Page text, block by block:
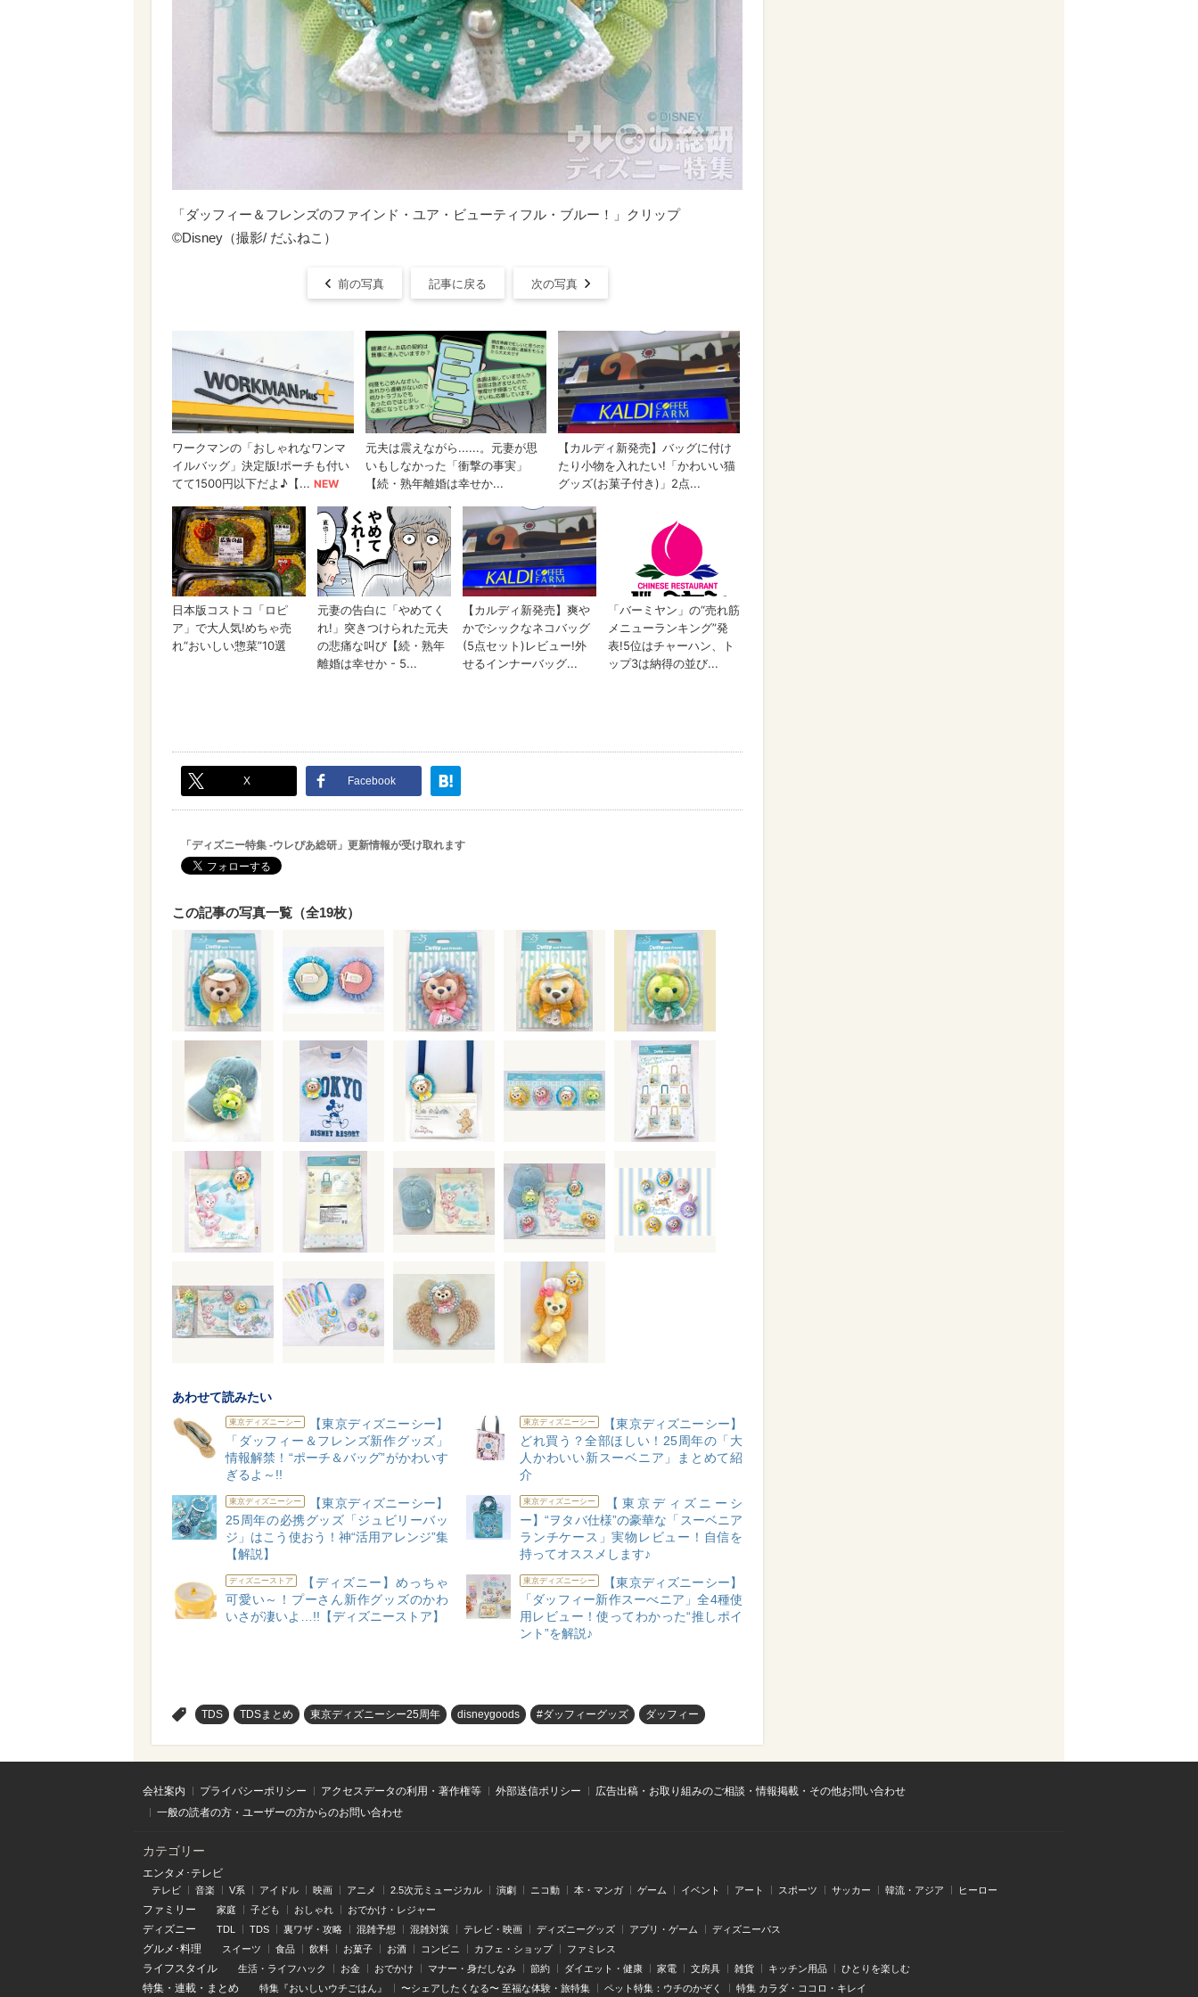
「ダッフィー＆フレンズのファインド・ユア・ビューティフル・ブルー！」クリップ
©Disney（撮影/ だふねこ）
前の写真 記事に戻る 次の写真
X Facebook
「ディズニー特集 -ウレぴあ総研」更新情報が受け取れます
この記事の写真一覧（全19枚）
あわせて読みたい
東京ディズニーシー
【東京ディズニーシー】
「ダッフィー＆フレンズ新作グッズ」
情報解禁！“ポーチ＆バッグ”がかわいす
ぎるよ～!!
東京ディズニーシー
【東京ディズニーシー】
どれ買う？全部ほしい！25周年の「大
人かわいい新スーベニア」まとめて紹
介
東京ディズニーシー
【東京ディズニーシー】
25周年の必携グッズ「ジュビリーバッ
ジ」はこう使おう！神“活用アレンジ”集
【解説】
東京ディズニーシー
【東京ディズニーシ
ー】“ヲタバ仕様”の豪華な「スーベニア
ランチケース」実物レビュー！自信を
持ってオススメします♪
ディズニーストア
【ディズニー】めっちゃ
可愛い～！プーさん新作グッズのかわ
いさが凄いよ…!!【ディズニーストア】
東京ディズニーシー
【東京ディズニーシー】
「ダッフィー新作スーべニア」全4種使
用レビュー！使ってわかった“推しポイ
ント”を解説♪
TDS TDSまとめ 東京ディズニーシー25周年 disneygoods #ダッフィーグッズ ダッフィー
会社案内 プライバシーポリシー アクセスデータの利用・著作権等 外部送信ポリシー
広告出稿・お取り組みのご相談・情報掲載・その他お問い合わせ
一般の読者の方・ユーザーの方からのお問い合わせ
カテゴリー
エンタメ･テレビ
テレビ 音楽 V系 アイドル 映画 アニメ 2.5次元ミュージカル 演劇 ニコ動 本・マンガ ゲーム イベント アート スポーツ サッカー 韓流・アジア ヒーロー
ファミリー 家庭 子ども おしゃれ おでかけ・レジャー
ディズニー TDL TDS 裏ワザ・攻略 混雑予想 混雑対策 テレビ・映画 ディズニーグッズ アプリ・ゲーム ディズニーパス
グルメ･料理 スイーツ 食品 飲料 お菓子 お酒 コンビニ カフェ・ショップ ファミレス
ライフスタイル 生活・ライフハック お金 おでかけ マナー・身だしなみ 節約 ダイエット・健康 家電 文房具 雑貨 キッチン用品 ひとりを楽しむ
特集 ・ 連載 ・ まとめ 特集『おいしいウチごはん』 〜シェアしたくなる〜 至福な体験・旅特集 ペット特集：ウチのかぞく 特集 カラダ・ココロ・キレイ